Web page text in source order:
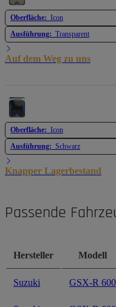
Oberfläche: Icon
Ausführung: Transparent
Auf dem Weg zu uns
Oberfläche: Icon
Ausführung: Schwarz
Knapper Lagerbestand
Passende
Hersteller Modell
Suzuki GSX-R 600